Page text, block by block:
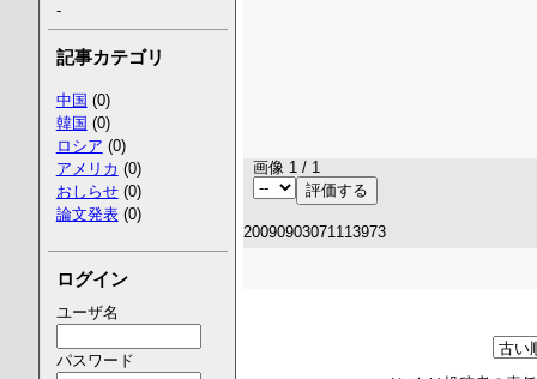
画像 1 / 1
20090903071113973
-
記事カテゴリ
中国 (0)
韓国 (0)
ロシア (0)
アメリカ (0)
おしらせ(0)
論文発表(0)
ログイン
ユーザ名
パスワード